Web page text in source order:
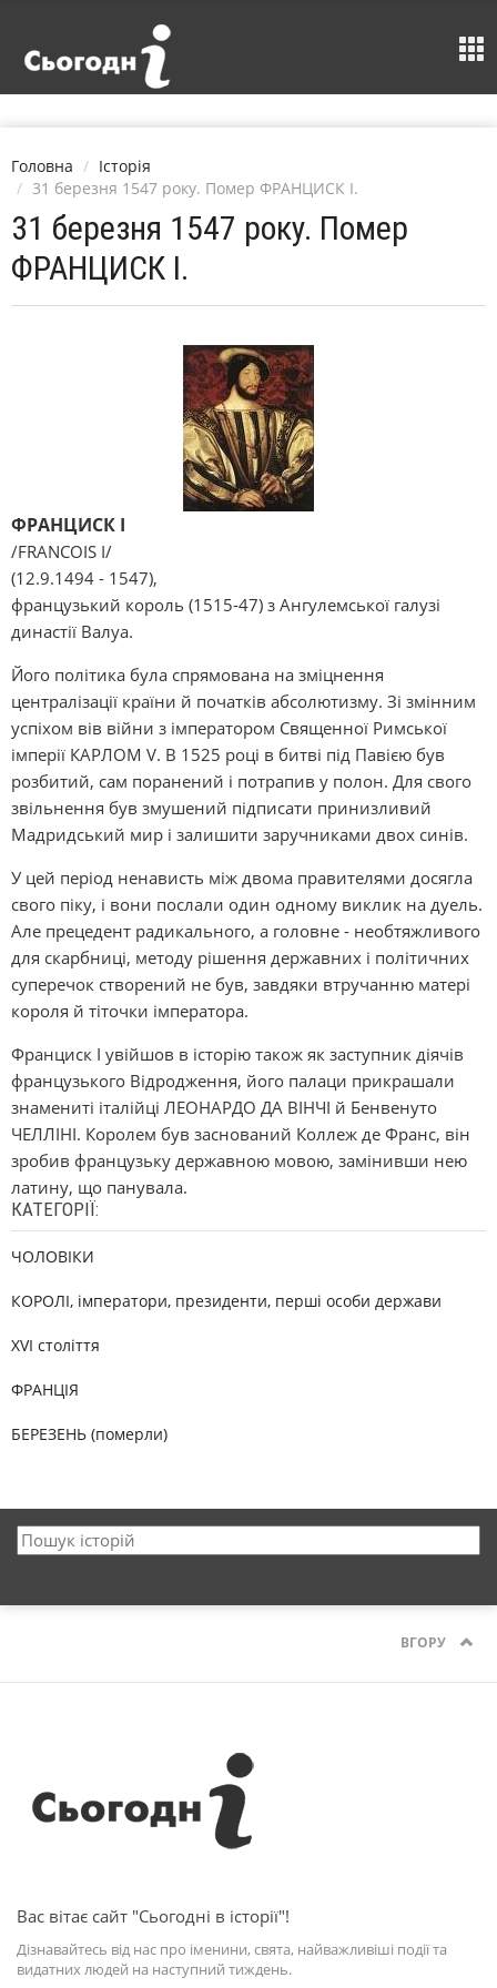
Головна
Історія
31 березня 1547 року. Помер ФРАНЦИСК I.
31 березня 1547 року. Помер
ФРАНЦИСК I.
ФРАНЦИСК I
/FRANCOIS I/
(12.9.1494 - 1547),
французький король (1515-47) з Ангулемської галузі
династії Валуа.
Його політика була спрямована на зміцнення
централізації країни й початків абсолютизму. Зі змінним
успіхом вів війни з імператором Священної Римської
імперії КАРЛОМ V. В 1525 році в битві під Павією був
розбитий, сам поранений і потрапив у полон. Для свого
звільнення був змушений підписати принизливий
Мадридський мир і залишити заручниками двох синів.
У цей період ненависть між двома правителями досягла
свого піку, і вони послали один одному виклик на дуель.
Але прецедент радикального, а головне - необтяжливого
для скарбниці, методу рішення державних і політичних
суперечок створений не був, завдяки втручанню матері
короля й тіточки імператора.
Франциск I увійшов в історію також як заступник діячів
французького Відродження, його палаци прикрашали
знамениті італійці ЛЕОНАРДО ДА ВІНЧІ й Бенвенуто
ЧЕЛЛІНІ. Королем був заснований Коллеж де Франс, він
зробив французьку державною мовою, замінивши нею
латину, що панувала.
КАТЕГОРІЇ:
ЧОЛОВІКИ
КОРОЛІ, імператори, президенти, перші особи держави
XVI століття
ФРАНЦІЯ
БЕРЕЗЕНЬ (померли)
ВГОРУ
Вас вітає сайт "Сьогодні в історії"!
Дізнавайтесь від нас про іменини, свята, найважливіші події та
видатних людей на наступний тиждень.